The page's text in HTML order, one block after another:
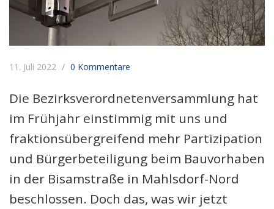
11. Juli 2022 0 Kommentare
Die Bezirksverordnetenversammlung hat
im Frühjahr einstimmig mit uns und
fraktionsübergreifend mehr Partizipation
und Bürgerbeteiligung beim Bauvorhaben
in der Bisamstraße in Mahlsdorf-Nord
beschlossen. Doch das, was wir jetzt